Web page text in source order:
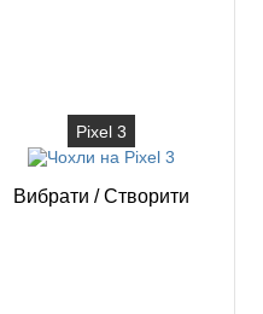
Pixel 3
Вибрати /Створити